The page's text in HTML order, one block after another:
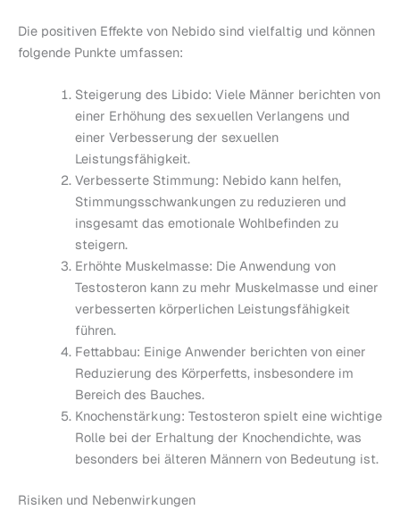
Die positiven Effekte von Nebido sind vielfaltig und können
folgende Punkte umfassen:
Steigerung des Libido: Viele Männer berichten von
einer Erhöhung des sexuellen Verlangens und
einer Verbesserung der sexuellen
Leistungsfähigkeit.
Verbesserte Stimmung: Nebido kann helfen,
Stimmungsschwankungen zu reduzieren und
insgesamt das emotionale Wohlbefinden zu
steigern.
Erhöhte Muskelmasse: Die Anwendung von
Testosteron kann zu mehr Muskelmasse und einer
verbesserten körperlichen Leistungsfähigkeit
führen.
Fettabbau: Einige Anwender berichten von einer
Reduzierung des Körperfetts, insbesondere im
Bereich des Bauches.
Knochenstärkung: Testosteron spielt eine wichtige
Rolle bei der Erhaltung der Knochendichte, was
besonders bei älteren Männern von Bedeutung ist.
Risiken und Nebenwirkungen